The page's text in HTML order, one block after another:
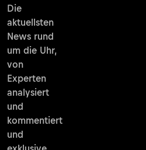
Die
aktuellsten
News rund
um die Uhr,
von
Experten
analysiert
und
kommentiert
und